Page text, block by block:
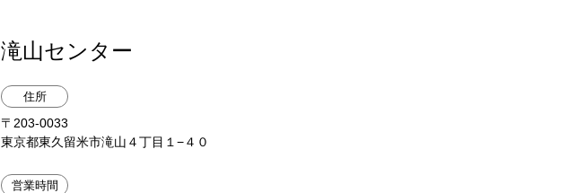
滝山センター
住所
〒203-0033
東京都東久留米市滝山４丁目１−４０
営業時間